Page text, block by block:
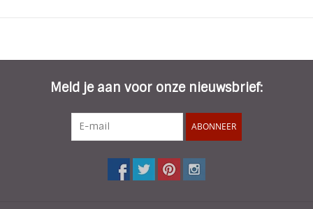
* Kenmerken: Elastisch l Nikkel vrij
Meld je aan voor onze nieuwsbrief:
ABONNEER